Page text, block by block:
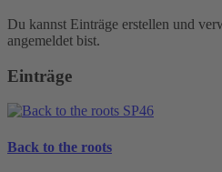
Du kannst Einträge erstellen und
angemeldet bist.
Einträge
SP46
Back to the roots